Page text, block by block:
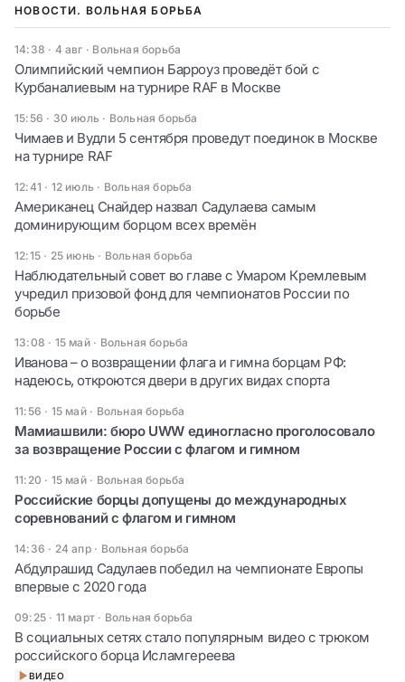
НОВОСТИ. ВОЛЬНАЯ БОРЬБА
14:38 · 4 авг · Вольная борьба
Олимпийский чемпион Барроуз проведёт бой с
Курбаналиевым на турнире RAF в Москве
15:56 · 30 июль · Вольная борьба
Чимаев и Вудли 5 сентября проведут поединок в Москве
на турнире RAF
12:41 · 12 июль · Вольная борьба
Американец Снайдер назвал Садулаева самым
доминирующим борцом всех времён
12:15 · 25 июнь · Вольная борьба
Наблюдательный совет во главе с Умаром Кремлевым
учредил призовой фонд для чемпионатов России по
борьбе
13:08 · 15 май· Вольная борьба
Иванова – о возвращении флага и гимна борцам РФ:
надеюсь, откроются двери в других видах спорта
11:56 · 15 май· Вольная борьба
Мамиашвили: бюро UWW единогласно проголосовало
за возвращение России с флагом и гимном
11:20 · 15 май· Вольная борьба
Российские борцы допущены до международных
соревнований с флагом и гимном
14:36 · 24 апр· Вольная борьба
Абдулрашид Садулаев победил на чемпионате Европы
впервые с 2020 года
09:25 · 11 март · Вольная борьба
В социальных сетях стало популярным видео с трюком
российского борца Исламгереева
ВИДЕО